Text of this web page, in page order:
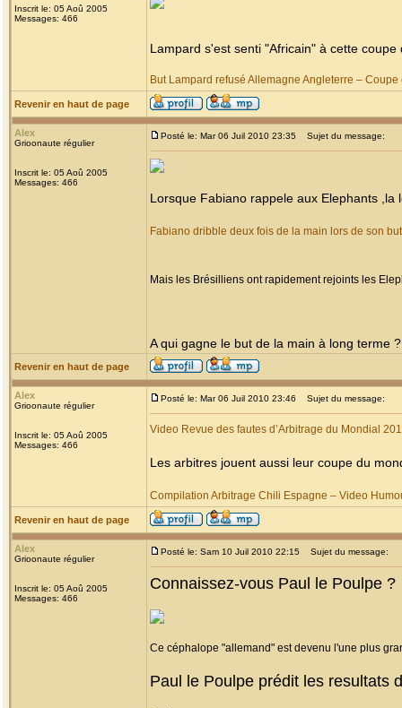
Inscrit le: 05 Aoû 2005
Messages: 466
Lampard s'est senti "Africain" à cette
But Lampard refusé Allemagne Angleterre –
Revenir en haut de page
Alex
Grioonaute régulier
Inscrit le: 05 Aoû 2005
Messages: 466
Posté le: Mar 06 Juil 2010 23:35 Sujet du message:
Lorsque Fabiano rappele aux Elephants ,la
Fabiano dribble deux fois de la main lors de son but
Mais les Brésilliens ont rapidement rejoints les
A qui gagne le but de la main à long terme ?
Revenir en haut de page
Alex
Grioonaute régulier
Inscrit le: 05 Aoû 2005
Messages: 466
Posté le: Mar 06 Juil 2010 23:46 Sujet du message:
Video Revue des fautes d’Arbitrage du Mondial
Les arbitres jouent aussi leur coupe du
Compilation Arbitrage Chili Espagne – Video
Revenir en haut de page
Alex
Grioonaute régulier
Inscrit le: 05 Aoû 2005
Messages: 466
Posté le: Sam 10 Juil 2010 22:15 Sujet du message:
Connaissez-vous Paul le Poulpe ?
Ce céphalope "allemand" est devenu l'une plus
Paul le Poulpe prédit les resultats